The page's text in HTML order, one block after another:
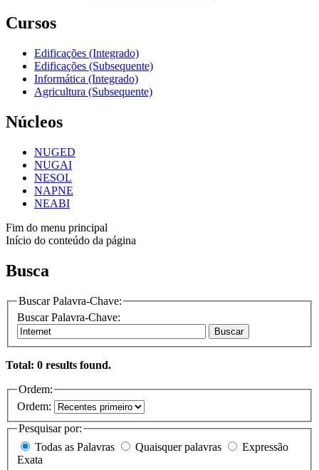
Cursos
Edificações (Integrado)
Edificações (Subsequente)
Informática (Integrado)
Agricultura (Subsequente)
Núcleos
NUGED
NUGAI
NESOL
NAPNE
NEABI
Fim do menu principal
Início do conteúdo da página
Busca
Buscar Palavra-Chave:
Buscar Palavra-Chave:
Buscar
Total: 0 results found.
Ordem:
Ordem:
Pesquisar por:
Todas as Palavras
Quaisquer palavras
Exata